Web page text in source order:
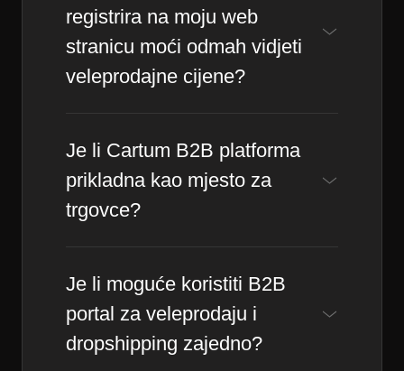
registrira na moju web
stranicu moći odmah vidjeti
veleprodajne cijene?
Je li Cartum B2B platforma
prikladna kao mjesto za
trgovce?
Je li moguće koristiti B2B
portal za veleprodaju i
dropshipping zajedno?